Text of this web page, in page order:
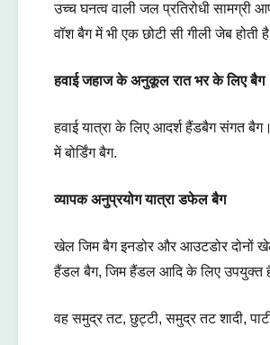
उच्च घनत्व वाली जल प्रतिरोधी
वॉश बैग में भी एक छोटी सी गीली जेब
हवाई जहाज के अनुकूल रात भर के लिए बैग
हवाई यात्रा के लिए आदर्श हैंडबैग संगत
में बोर्डिंग बैग.
व्यापक अनुप्रयोग यात्रा डफेल बैग
खेल जिम बैग इनडोर और आउटडोर दोनों
हैंडल बैग, जिम हैंडल आदि के लिए उपयुक्त
वह समुद्र तट, छुट्टी, समुद्र तट शादी,